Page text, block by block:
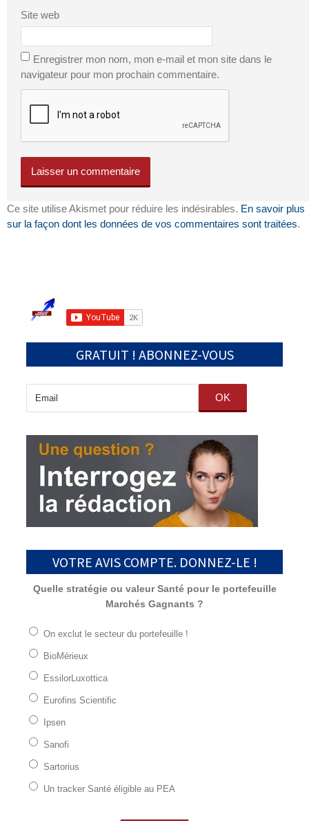
Site web
Enregistrer mon nom, mon e-mail et mon site dans le
navigateur pour mon prochain commentaire.
Ce site utilise Akismet pour réduire les indésirables. En savoir plus
sur la façon dont les données de vos commentaires sont traitées.
GRATUIT ! ABONNEZ-VOUS
OK
VOTRE AVIS COMPTE. DONNEZ-LE !
Quelle stratégie ou valeur Santé pour le portefeuille
Marchés Gagnants ?
On exclut le secteur du portefeuille !
BioMérieux
EssilorLuxottica
Eurofins Scientific
Ipsen
Sanofi
Sartorius
Un tracker Santé éligible au PEA